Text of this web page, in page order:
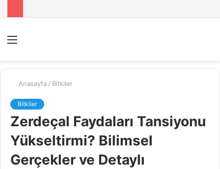
...
Anasayfa / Bitkiler
Bitkiler
Zerdeçal Faydaları Tansiyonu
Yükseltirmi? Bilimsel
Gerçekler ve Detaylı